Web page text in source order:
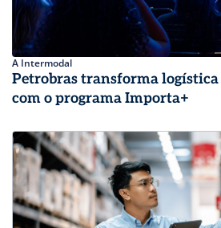
A Intermodal
Petrobras transforma
com o programa Importa+